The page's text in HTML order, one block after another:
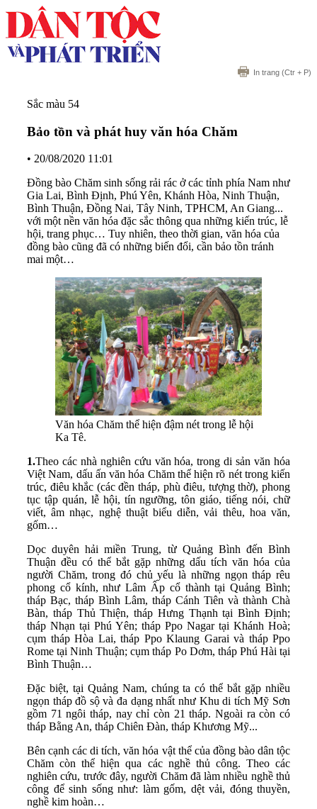
In trang (Ctr + P)
Sắc màu 54
Bảo tồn và phát huy văn hóa Chăm
• 20/08/2020 11:01
Đồng bào Chăm sinh sống rải rác ở các tỉnh phía Nam như
Gia Lai, Bình Định, Phú Yên, Khánh Hòa, Ninh Thuận,
Bình Thuận, Đồng Nai, Tây Ninh, TPHCM, An Giang...
với một nền văn hóa đặc sắc thông qua những kiến trúc, lễ
hội, trang phục… Tuy nhiên, theo thời gian, văn hóa của
đồng bào cũng đã có những biến đổi, cần bảo tồn tránh
mai một…
Văn hóa Chăm thể hiện đậm nét trong lễ hội
Ka Tê.
1.Theo các nhà nghiên cứu văn hóa, trong di sản văn hóa
Việt Nam, dấu ấn văn hóa Chăm thể hiện rõ nét trong kiến
trúc, điêu khắc (các đền tháp, phù điêu, tượng thờ), phong
tục tập quán, lễ hội, tín ngưỡng, tôn giáo, tiếng nói, chữ
viết, âm nhạc, nghệ thuật biểu diễn, vải thêu, hoa văn,
gốm…
Dọc duyên hải miền Trung, từ Quảng Bình đến Bình
Thuận đều có thể bắt gặp những dấu tích văn hóa của
người Chăm, trong đó chủ yếu là những ngọn tháp rêu
phong cổ kính, như Lâm Ấp cổ thành tại Quảng Bình;
tháp Bạc, tháp Bình Lâm, tháp Cánh Tiên và thành Chà
Bàn, tháp Thủ Thiện, tháp Hưng Thạnh tại Bình Định;
tháp Nhạn tại Phú Yên; tháp Ppo Nagar tại Khánh Hoà;
cụm tháp Hòa Lai, tháp Ppo Klaung Garai và tháp Ppo
Rome tại Ninh Thuận; cụm tháp Po Dơm, tháp Phú Hài tại
Bình Thuận…
Đặc biệt, tại Quảng Nam, chúng ta có thể bắt gặp nhiều
ngọn tháp đồ sộ và đa dạng nhất như Khu di tích Mỹ Sơn
gồm 71 ngôi tháp, nay chỉ còn 21 tháp. Ngoài ra còn có
tháp Bằng An, tháp Chiên Đàn, tháp Khương Mỹ...
Bên cạnh các di tích, văn hóa vật thể của đồng bào dân tộc
Chăm còn thể hiện qua các nghề thủ công. Theo các
nghiên cứu, trước đây, người Chăm đã làm nhiều nghề thủ
công để sinh sống như: làm gốm, dệt vải, đóng thuyền,
nghề kim hoàn…